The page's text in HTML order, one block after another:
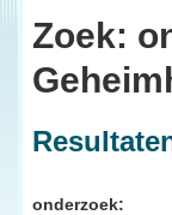
Zoek:
onderzoek: